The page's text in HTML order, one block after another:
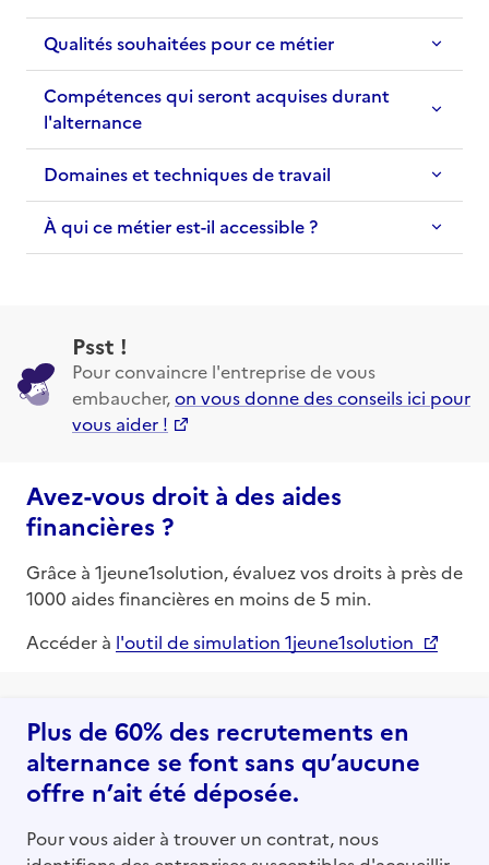
Qualités souhaitées pour ce métier
Compétences qui seront acquises durant
l'alternance
Domaines et techniques de travail
À qui ce métier est-il accessible ?
Psst !
Pour convaincre l'entreprise de vous
embaucher,on vous donne des conseils ici pour
vous aider !
Avez-vous droit à des aides
financières ?
Grâce à 1jeune1solution, évaluez vos droits à près de
1000 aides financières en moins de 5 min.
Accéder à l'outil de simulation 1jeune1solution
Plus de 60% des recrutements en
alternance se font sans qu’aucune
offre n’ait été déposée.
Pour vous aider à trouver un contrat, nous